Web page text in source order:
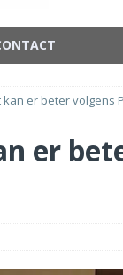
kan er beter volgens
er